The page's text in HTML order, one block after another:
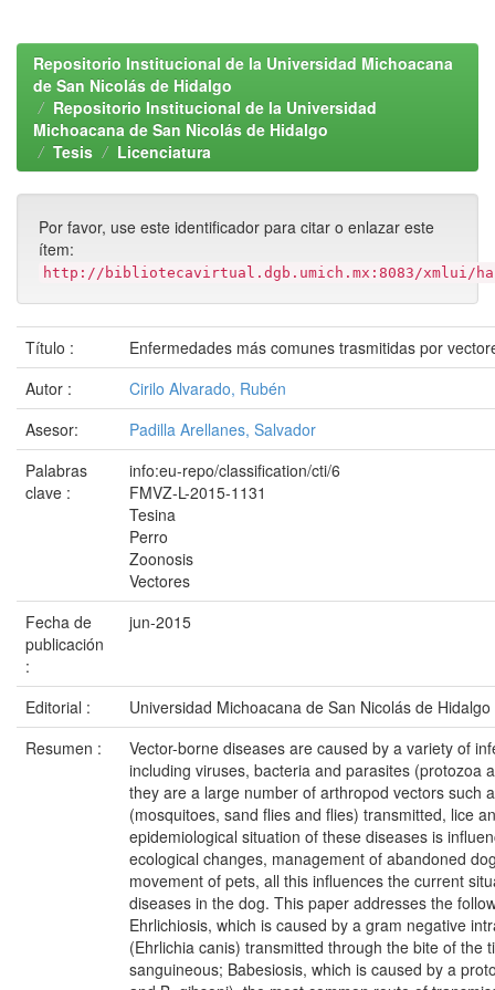
Repositorio Institucional de la Universidad Michoacana
de San Nicolás de Hidalgo
Repositorio Institucional de la Universidad
Michoacana de San Nicolás de Hidalgo
Tesis
Licenciatura
Por favor, use este identificador para citar o enlazar este
ítem:
http://bibliotecavirtual.dgb.umich.mx:8083/xmlui/
Título :
Enfermedades más comunes trasmitidas por
Autor :
Cirilo Alvarado, Rubén
Asesor:
Padilla Arellanes, Salvador
Palabras
clave :
info:eu-repo/classification/cti/6
FMVZ-L-2015-1131
Tesina
Perro
Zoonosis
Vectores
Fecha de
publicación
:
jun-2015
Editorial :
Universidad Michoacana de San Nicolás de Hidalgo
Resumen :
Vector-borne diseases are caused by a variety of
including viruses, bacteria and parasites (protozoa
they are a large number of arthropod vectors such
(mosquitoes, sand flies and flies) transmitted, lice
epidemiological situation of these diseases is
ecological changes, management of abandoned
movement of pets, all this influences the current
diseases in the dog. This paper addresses the
Ehrlichiosis, which is caused by a gram negative
(Ehrlichia canis) transmitted through the bite of the
sanguineous; Babesiosis, which is caused by a